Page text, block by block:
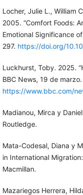
Locher, Julie L., William
2005. “Comfort Foods:
Emotional Significance
297. https://doi.org/
Luckhurst, Toby. 2025.
BBC News, 19 de marzo.
https://www.bbc.com/
Madianou, Mirca y
Routledge.
Mata-Codesal, Diana y
in International
Macmillan.
Mazariegos Herrera,